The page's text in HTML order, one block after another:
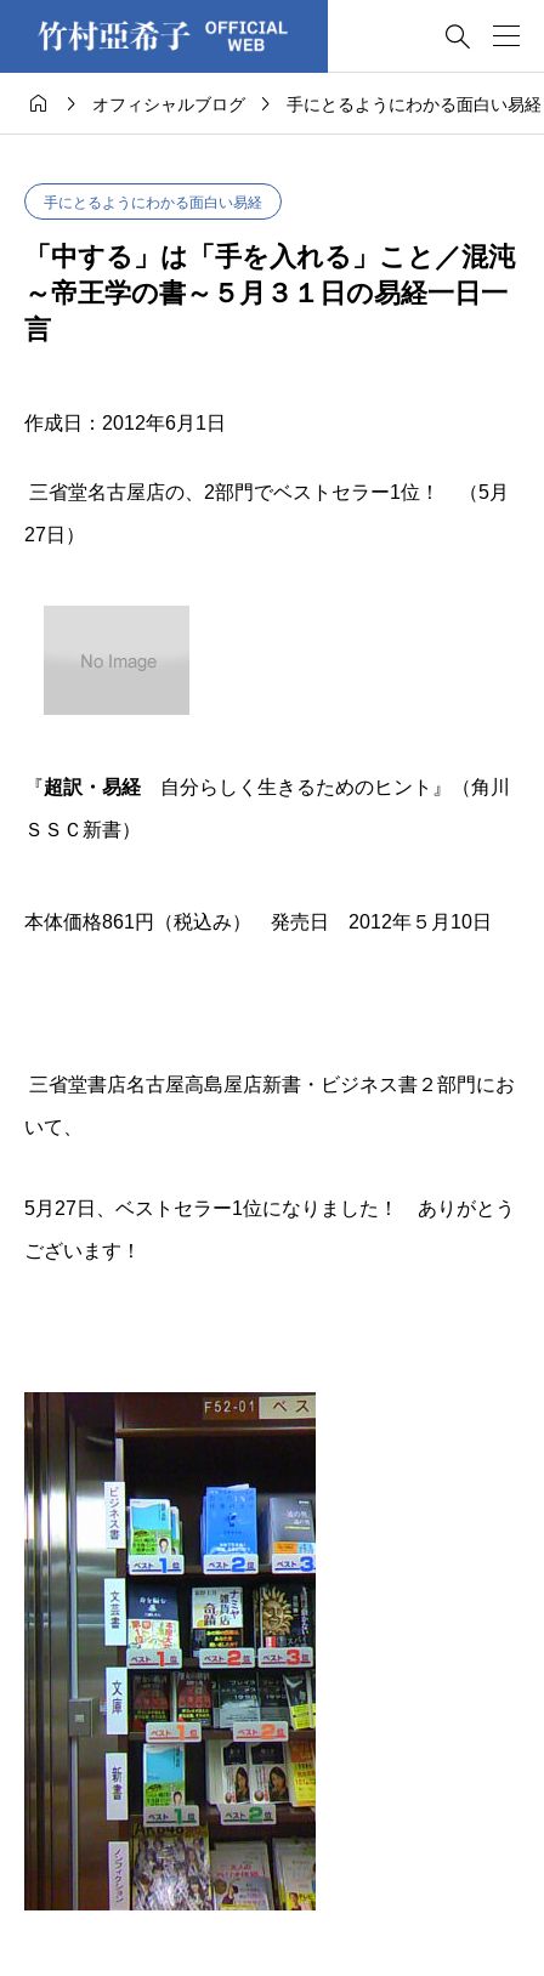

  オフィシャルブログ  手にとるようにわかる面白い易経
手にとるようにわかる面白い易経
「中する」は「手を入れる」こと／混沌
～帝王学の書～５月３１日の易経一日一
言
作成日：2012年6月1日
三省堂名古屋店の、2部門でベストセラー1位！ （5月
27日）
『超訳・易経 自分らしく生きるためのヒント』（角川
ＳＳＣ新書）
本体価格861円（税込み） 発売日 2012年５月10日
三省堂書店名古屋高島屋店新書・ビジネス書２部門にお
いて、
5月27日、ベストセラー1位になりました！ ありがとう
ございます！